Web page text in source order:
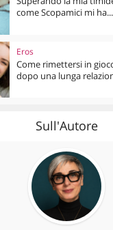
come Scopamici mi ha...
Eros
Come rimettersi in
dopo una lunga
Sull'Autore